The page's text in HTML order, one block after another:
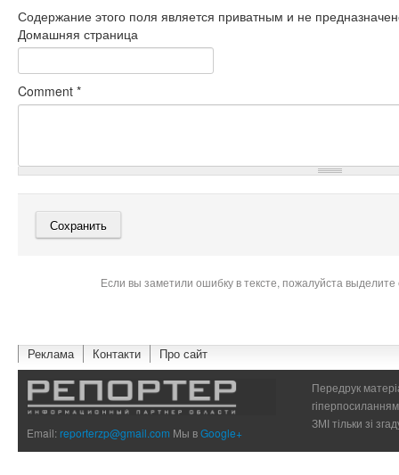
Содержание этого поля является приватным и не
Домашняя страница
Comment *
Если вы заметили ошибку в тексте, пожалуйста
Реклама Контакти Про сайт
Email:reporterzp@gmail.com Мы вGoogle+
Передрук
ЗМІ тільки зі